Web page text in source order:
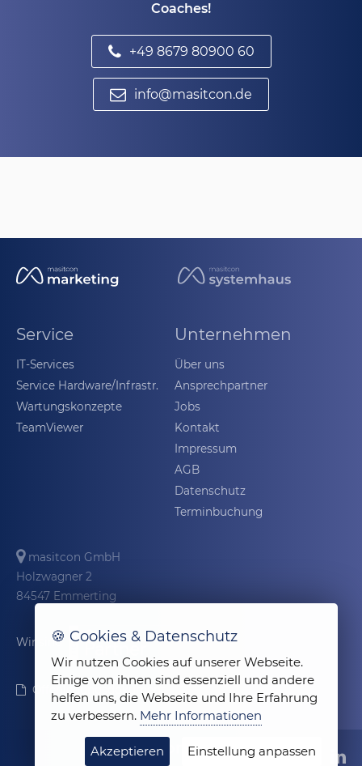
Coaches!
+49 8679 80900 60
info@masitcon.de
Service
IT-Services
Service Hardware/Infrastr.
Wartungskonzepte
TeamViewer
Unternehmen
Über uns
Ansprechpartner
Jobs
Kontakt
Impressum
AGB
Datenschutz
Terminbuchung
masitcon GmbH
Holzwagner 2
84547 Emmerting
Wir sind
Offenlegungsdokument
🍪 Cookies & Datenschutz
Wir nutzen Cookies auf unserer Webseite.
Einige von ihnen sind essenziell und andere
helfen uns, die Webseite und Ihre Erfahrung
zu verbessern. Mehr Informationen
Akzeptieren Einstellung anpassen